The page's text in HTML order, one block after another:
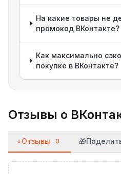
На какие товары не
промокод ВКонтакте?
Как максимально
покупке в ВКонтакте?
Отзывы о
⭐Отзывы 0 🎁